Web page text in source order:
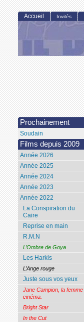
Accueil Invités
Prochainement
Soudain
Films depuis 2009
Année 2026
Année 2025
Année 2024
Année 2023
Année 2022
La Conspiration du
Caire
Reprise en main
R.M.N
L’Ombre de Goya
Les Harkis
L’Ange rouge
Juste sous vos yeux
Jane Campion, la femme
cinéma.
Bright Star
In the Cut